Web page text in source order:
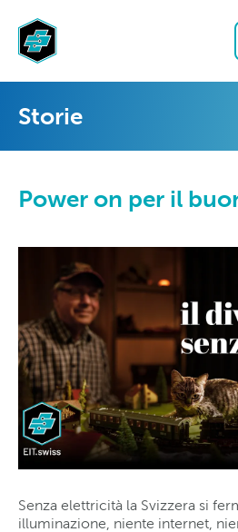
Storie
Power on per il
Senza elettricità la Svizzera si
illuminazione, niente internet,